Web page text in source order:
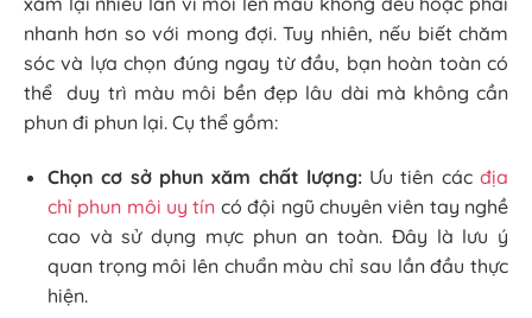
nhanh hơn so với mong đợi. Tuy nhiên, nếu biết chăm
sóc và lựa chọn đúng ngay từ đầu, bạn hoàn toàn có
thể duy trì màu môi bền đẹp lâu dài mà không cần
phun đi phun lại. Cụ thể gồm:
Chọn cơ sở phun xăm chất lượng:Ưu tiên cácđịa
chỉ phun môi uy tín có đội ngũ chuyên viên tay nghề
cao và sử dụng mực phun an toàn. Đây là lưu ý
quan trọng môi lên chuẩn màu chỉ sau lần đầu thực
hiện.